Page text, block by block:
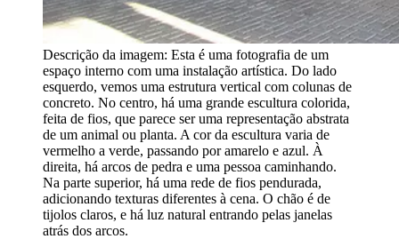
Descrição da imagem: Esta é uma fotografia de um
espaço interno com uma instalação artística. Do lado
esquerdo, vemos uma estrutura vertical com colunas de
concreto. No centro, há uma grande escultura colorida,
feita de fios, que parece ser uma representação abstrata
de um animal ou planta. A cor da escultura varia de
vermelho a verde, passando por amarelo e azul. À
direita, há arcos de pedra e uma pessoa caminhando.
Na parte superior, há uma rede de fios pendurada,
adicionando texturas diferentes à cena. O chão é de
tijolos claros, e há luz natural entrando pelas janelas
atrás dos arcos.